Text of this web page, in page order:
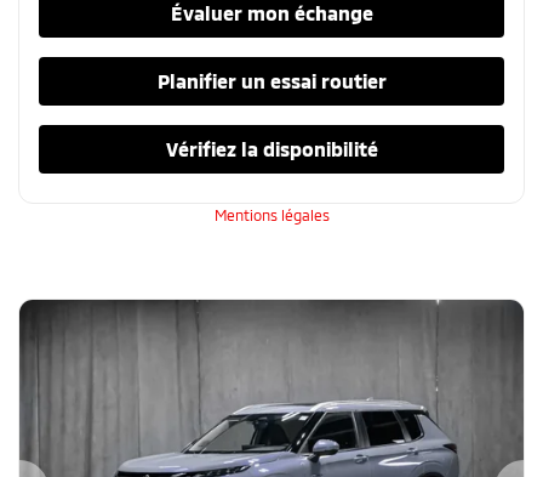
Évaluer mon échange
Planifier un essai routier
Vérifiez la disponibilité
Mentions légales